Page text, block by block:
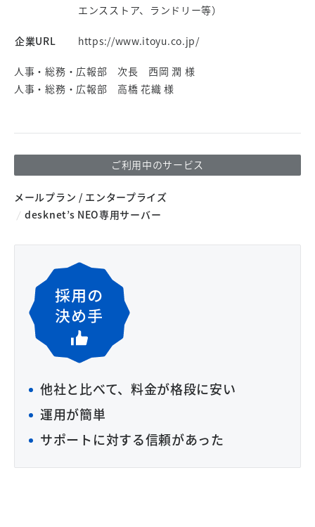
エンスストア、ランドリー等）
企業URL https://www.itoyu.co.jp/
人事・総務・広報部 次長 西岡 潤 様
人事・総務・広報部 高橋 花織 様
ご利用中のサービス
メールプラン / エンタープライズ
desknet’s NEO専用サーバー
他社と比べて、料金が格段に安い
運用が簡単
サポートに対する信頼があった